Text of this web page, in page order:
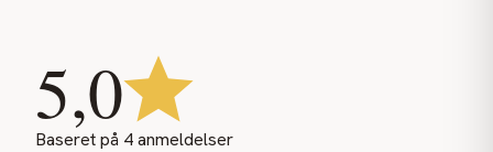
5,0
Baseret på 4anmeldelser